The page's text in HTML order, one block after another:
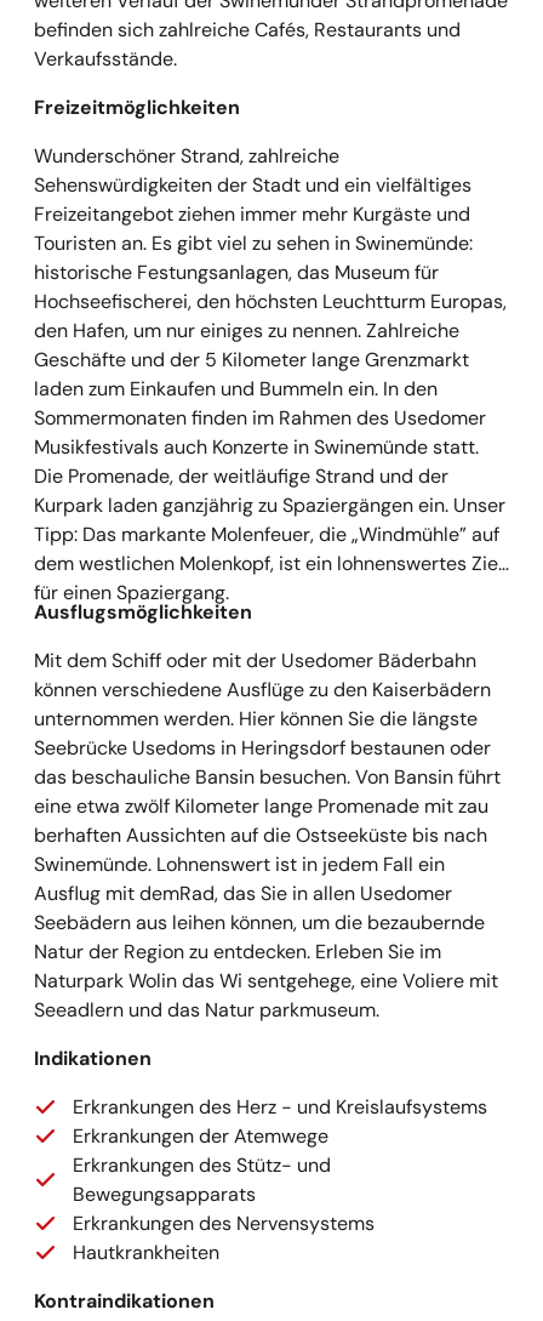
befinden sich zahlreiche Cafés, Restaurants und
Verkaufsstände.
Freizeitmöglichkeiten
Wunderschöner Strand, zahlreiche
Sehenswürdigkeiten der Stadt und ein vielfältiges
Freizeitangebot ziehen immer mehr Kurgäste und
Touristen an. Es gibt viel zu sehen in Swinemünde:
historische Festungsanlagen, das Museum für
Hochseefischerei, den höchsten Leuchtturm Europas,
den Hafen, um nur einiges zu nennen. Zahlreiche
Geschäfte und der 5 Kilometer lange Grenzmarkt
laden zum Einkaufen und Bummeln ein. In den
Sommermonaten finden im Rahmen des Usedomer
Musikfestivals auch Konzerte in Swinemünde statt.
Die Promenade, der weitläufige Strand und der
Kurpark laden ganzjährig zu Spaziergängen ein. Unser
Tipp: Das markante Molenfeuer, die „Windmühle” auf
dem westlichen Molenkopf, ist ein lohnenswertes Ziel
für einen Spaziergang.
Ausflugsmöglichkeiten
Mit dem Schiff oder mit der Usedomer Bäderbahn
können verschiedene Ausflüge zu den Kaiserbädern
unternommen werden. Hier können Sie die längste
Seebrücke Usedoms in Heringsdorf bestaunen oder
das beschauliche Bansin besuchen. Von Bansin führt
eine etwa zwölf Kilometer lange Promenade mit zau
berhaften Aussichten auf die Ostseeküste bis nach
Swinemünde. Lohnenswert ist in jedem Fall ein
Ausflug mit demRad, das Sie in allen Usedomer
Seebädern aus leihen können, um die bezaubernde
Natur der Region zu entdecken. Erleben Sie im
Naturpark Wolin das Wi sentgehege, eine Voliere mit
Seeadlern und das Natur parkmuseum.
Indikationen
Erkrankungen des Herz - und Kreislaufsystems
Erkrankungen der Atemwege
Erkrankungen des Stütz- und
Bewegungsapparats
Erkrankungen des Nervensystems
Hautkrankheiten
Kontraindikationen